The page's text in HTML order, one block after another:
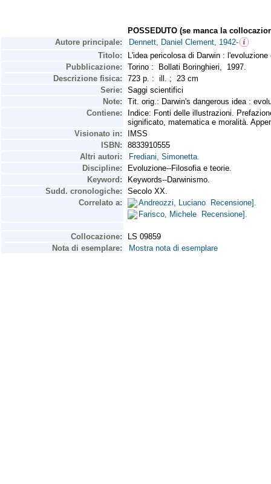
POSSEDUTO (se manca la
Autore principale:
Dennett, Daniel Clement, 1942-
Titolo:
L'idea pericolosa di Darwin :
Pubblicazione:
Torino : Bollati Boringhieri, 1997.
Descrizione fisica:
723 p. : ill. ; 23 cm
Serie:
Saggi scientifici
Note:
Tit. orig.: Darwin's dangerous idea :
Contiene:
Indice: Fonti delle illustrazioni.
significato, matematica e moralità.
Visionato in:
IMSS
ISBN:
8833910555
Altri autori:
Frediani, Simonetta.
Discipline:
Evoluzione--Filosofia e teorie.
Keyword:
Keywords--Darwinismo.
Sudd. cronologiche:
Secolo XX.
Correlato a:
Andreozzi, Luciano Recensione].
Farisco, Michele Recensione].
Collocazione:
LS 09859
Nota di esemplare:
Mostra nota di esemplare